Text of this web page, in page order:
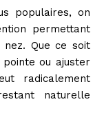
populaires, on
permettant
Que ce soit
ou ajuster
radicalement
naturelle